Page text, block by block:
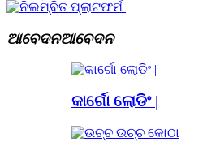
ଆବେଦନଆବେଦନ
କାର୍ଗୋ ଲୋଡିଂ |